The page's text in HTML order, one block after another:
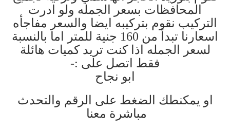
المحافظات بسعر الجمله ولو ادرت
التركيب نقوم بتركيبه ايضا والسعر مفاجأه
اسعارنا تبدأ من 160 جنية للمتر اما بالنسبة
لسعر الجمله اذا كنت تريد كميات هائلة
فقط اتصل على :-
ابو نجاح
او يمكنطك الضغط على الرقم والتحدث
مباشرة معنا